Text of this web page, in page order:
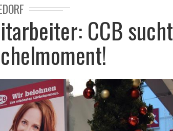
CCB sucht